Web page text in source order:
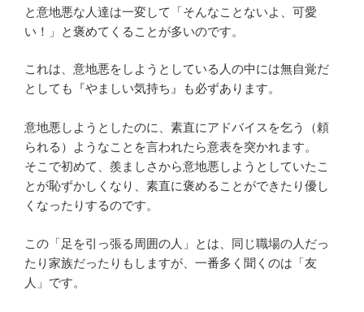
と意地悪な人達は一変して「そんなことないよ、可愛
い！」と褒めてくることが多いのです。
これは、意地悪をしようとしている人の中には無自覚だ
としても『やましい気持ち』も必ずあります。
意地悪しようとしたのに、素直にアドバイスを乞う（頼
られる）ようなことを言われたら意表を突かれます。
そこで初めて、羨ましさから意地悪しようとしていたこ
とが恥ずかしくなり、素直に褒めることができたり優し
くなったりするのです。
この「足を引っ張る周囲の人」とは、同じ職場の人だっ
たり家族だったりもしますが、一番多く聞くのは「友
人」です。